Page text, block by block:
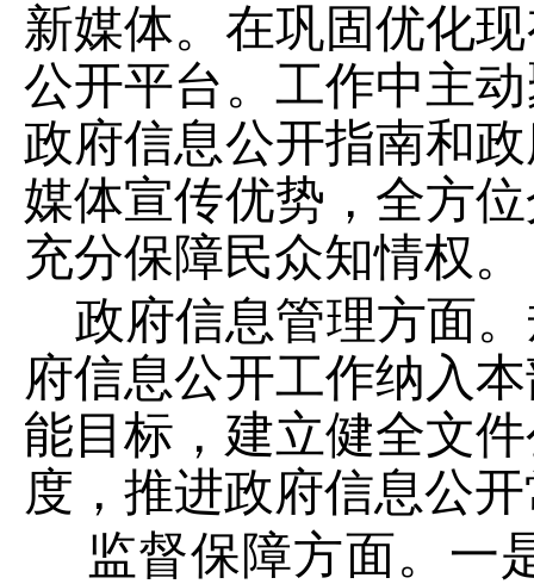
新媒体。 在巩固优化现
公开平台。 工作中主动
政府信息公开指南和
媒体宣传优势 ，全方
充分保障民众知情权。
政府信息管理方面。
府信息公开工作纳入
能目标，建立健全文
度，推进政府信息公
监督保障方面。 一